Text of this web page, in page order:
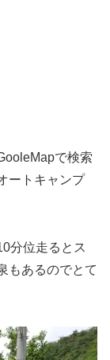
で検索
ートキャンプ
分位走るとス
もあるのでとて